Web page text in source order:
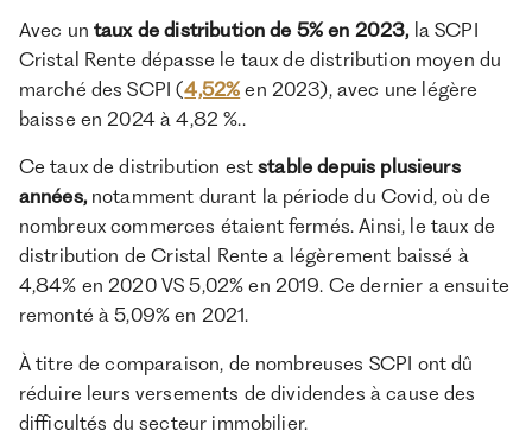
Avec un taux de distribution de 5% en 2023, la SCPI
Cristal Rente dépasse le taux de distribution moyen du
marché des SCPI (4,52% en 2023), avec une légère
baisse en 2024 à 4,82 %..
Ce taux de distribution eststable depuis plusieurs
années, notamment durant la période du Covid, où de
nombreux commerces étaient fermés. Ainsi, le taux de
distribution de Cristal Rente a légèrement baissé à
4,84% en 2020 VS 5,02% en 2019. Ce dernier a ensuite
remonté à 5,09% en 2021.
À titre de comparaison, de nombreuses SCPI ont dû
réduire leurs versements de dividendes à cause des
difficultés du secteur immobilier.